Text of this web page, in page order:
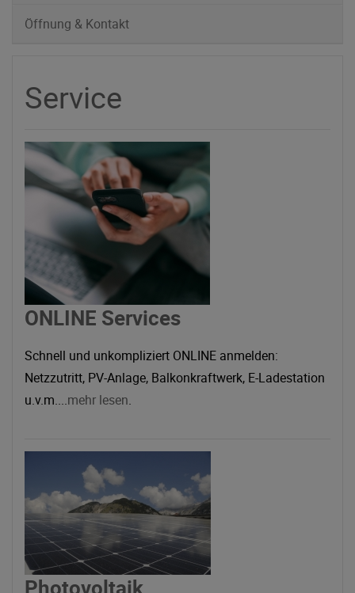
Service
ONLINE Services
Schnell und unkompliziert ONLINE anmelden:
Netzzutritt, PV-Anlage, Balkonkraftwerk, E-Ladestation
u.v.m....mehr lesen.
Photovoltaik
Öffnung & Kontakt